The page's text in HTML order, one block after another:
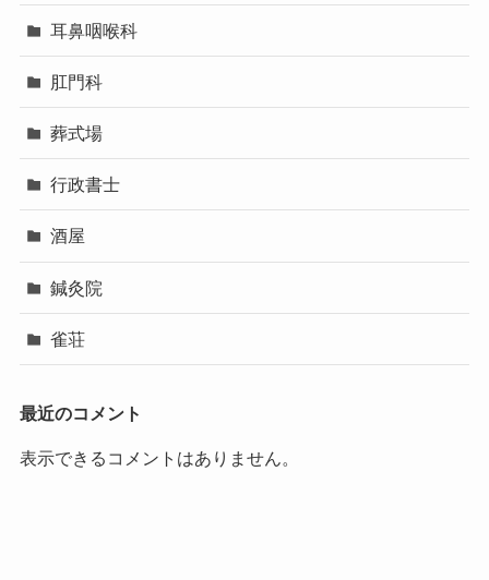
耳鼻咽喉科
肛門科
葬式場
行政書士
酒屋
鍼灸院
雀荘
最近のコメント
表示できるコメントはありません。